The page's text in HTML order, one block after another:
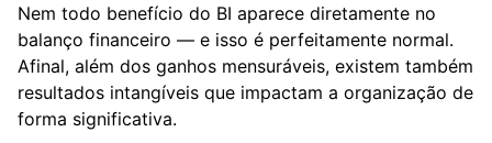
Nem todo benefício do BI aparece diretamente no
balanço financeiro — e isso é perfeitamente normal.
Afinal, além dos ganhos mensuráveis, existem também
resultados intangíveis que impactam a organização de
forma significativa.